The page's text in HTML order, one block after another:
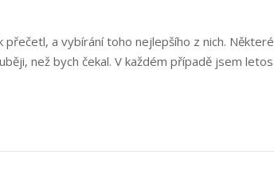
a vybírání toho nejlepšího z nich. Některé
než bych čekal. V každém případě jsem letos